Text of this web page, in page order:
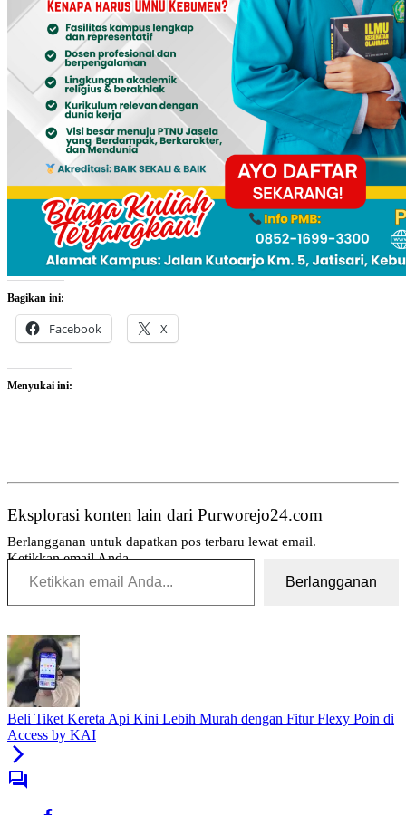
Bagikan ini:
Facebook X
Menyukai ini:
Eksplorasi konten lain dari Purworejo24.com
Berlangganan untuk dapatkan pos terbaru lewat email.
Ketikkan email Anda...
Berlangganan
Tag:
24
jam
purworejo
berita
24
jam
berita
purworejo
berita
purworejo
Topik:
Kelulusan
Beli Tiket Kereta Api Kini Lebih Murah dengan Fitur Flexy Poin di
Access by KAI